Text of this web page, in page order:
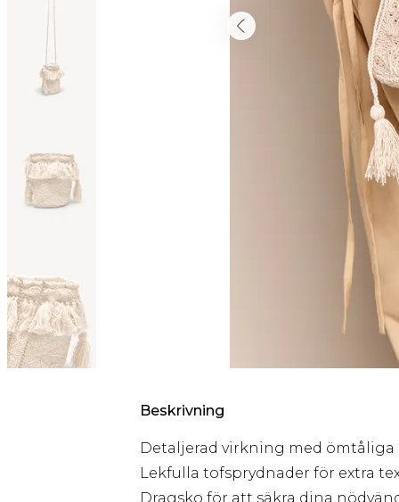
Beskrivning
Detaljerad virkning med
Lekfulla tofsprydnader för extra
Dragsko för att säkra dina